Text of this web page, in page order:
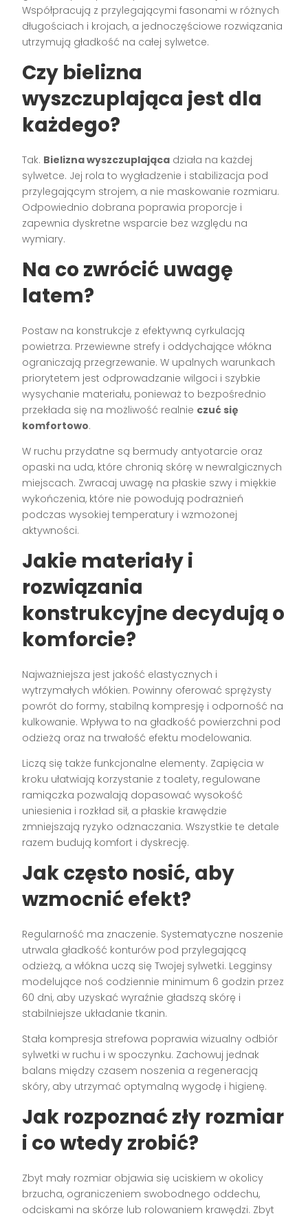
Współpracują z przylegającymi fasonami w różnych
długościach i krojach, a jednoczęściowe rozwiązania
utrzymują gładkość na całej sylwetce.
Czy bielizna
wyszczuplająca jest dla
każdego?
Tak. Bielizna wyszczuplająca działa na każdej
sylwetce. Jej rola to wygładzenie i stabilizacja pod
przylegającym strojem, a nie maskowanie rozmiaru.
Odpowiednio dobrana poprawia proporcje i
zapewnia dyskretne wsparcie bez względu na
wymiary.
Na co zwrócić uwagę
latem?
Postaw na konstrukcje z efektywną cyrkulacją
powietrza. Przewiewne strefy i oddychające włókna
ograniczają przegrzewanie. W upalnych warunkach
priorytetem jest odprowadzanie wilgoci i szybkie
wysychanie materiału, ponieważ to bezpośrednio
przekłada się na możliwość realnie czuć się
komfortowo.
W ruchu przydatne są bermudy antyotarcie oraz
opaski na uda, które chronią skórę w newralgicznych
miejscach. Zwracaj uwagę na płaskie szwy i miękkie
wykończenia, które nie powodują podrażnień
podczas wysokiej temperatury i wzmożonej
aktywności.
Jakie materiały i
rozwiązania
konstrukcyjne decydują o
komforcie?
Najważniejsza jest jakość elastycznych i
wytrzymałych włókien. Powinny oferować sprężysty
powrót do formy, stabilną kompresję i odporność na
kulkowanie. Wpływa to na gładkość powierzchni pod
odzieżą oraz na trwałość efektu modelowania.
Liczą się także funkcjonalne elementy. Zapięcia w
kroku ułatwiają korzystanie z toalety, regulowane
ramiączka pozwalają dopasować wysokość
uniesienia i rozkład sił, a płaskie krawędzie
zmniejszają ryzyko odznaczania. Wszystkie te detale
razem budują komfort i dyskrecję.
Jak często nosić, aby
wzmocnić efekt?
Regularność ma znaczenie. Systematyczne noszenie
utrwala gładkość konturów pod przylegającą
odzieżą, a włókna uczą się Twojej sylwetki. Legginsy
modelujące noś codziennie minimum 6 godzin przez
60 dni, aby uzyskać wyraźnie gładszą skórę i
stabilniejsze układanie tkanin.
Stała kompresja strefowa poprawia wizualny odbiór
sylwetki w ruchu i w spoczynku. Zachowuj jednak
balans między czasem noszenia a regeneracją
skóry, aby utrzymać optymalną wygodę i higienę.
Jak rozpoznać zły rozmiar
i co wtedy zrobić?
Zbyt mały rozmiar objawia się uciskiem w okolicy
brzucha, ograniczeniem swobodnego oddechu,
odciskami na skórze lub rolowaniem krawędzi. Zbyt